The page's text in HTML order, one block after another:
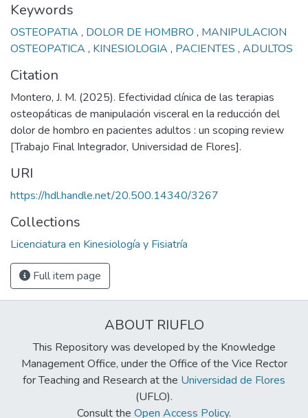
Keywords
OSTEOPATIA , DOLOR DE HOMBRO , MANIPULACION
OSTEOPATICA , KINESIOLOGIA , PACIENTES , ADULTOS
Citation
Montero, J. M. (2025). Efectividad clínica de las terapias
osteopáticas de manipulación visceral en la reducción del
dolor de hombro en pacientes adultos : un scoping review
[Trabajo Final Integrador, Universidad de Flores].
URI
https://hdl.handle.net/20.500.14340/3267
Collections
Licenciatura en Kinesiología y Fisiatría
Full item page
ABOUT RIUFLO
This Repository was developed by the Knowledge
Management Office, under the Office of the Vice Rector
for Teaching and Research at the Universidad de Flores
(UFLO).
Consult the Open Access Policy.